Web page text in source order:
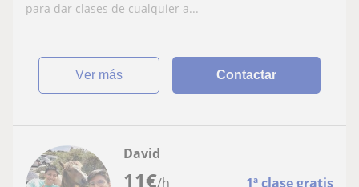
para dar clases de cualquier a...
ver más Contactar
11€/h 1ª clase gratis
David